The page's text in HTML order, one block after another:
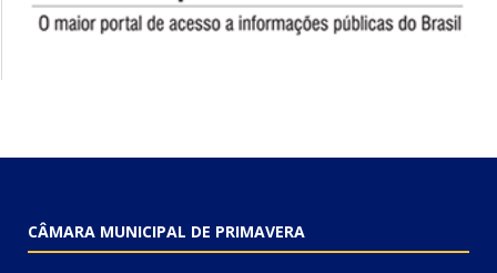
CÂMARA MUNICIPAL DE PRIMAVERA